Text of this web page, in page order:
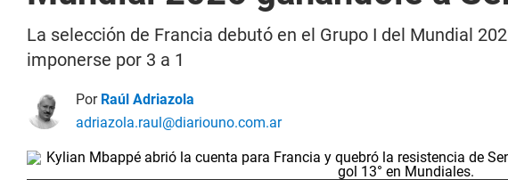
La selección de Francia debutó en el Grupo I del Mundial
imponerse por 3 a 1
Por Raúl Adriazola
adriazola.raul@diariouno.com.ar